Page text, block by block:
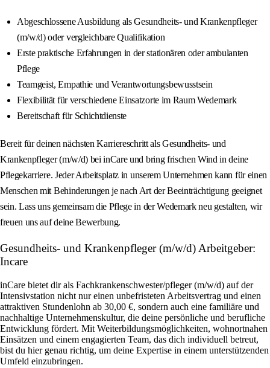
Abgeschlossene Ausbildung als Gesundheits- und Krankenpfleger
(m/w/d) oder vergleichbare Qualifikation
Erste praktische Erfahrungen in der stationären oder ambulanten
Pflege
Teamgeist, Empathie und Verantwortungsbewusstsein
Flexibilität für verschiedene Einsatzorte im Raum Wedemark
Bereitschaft für Schichtdienste
Bereit für deinen nächsten Karriereschritt als Gesundheits- und
Krankenpfleger (m/w/d) bei inCare und bring frischen Wind in deine
Pflegekarriere. Jeder Arbeitsplatz in unserem Unternehmen kann für einen
Menschen mit Behinderungen je nach Art der Beeinträchtigung geeignet
sein. Lass uns gemeinsam die Pflege in der Wedemark neu gestalten, wir
freuen uns auf deine Bewerbung.
Gesundheits- und Krankenpfleger (m/w/d) Arbeitgeber:
Incare
inCare bietet dir als Fachkrankenschwester/pfleger (m/w/d) auf der
Intensivstation nicht nur einen unbefristeten Arbeitsvertrag und einen
attraktiven Stundenlohn ab 30,00 €, sondern auch eine familiäre und
nachhaltige Unternehmenskultur, die deine persönliche und berufliche
Entwicklung fördert. Mit Weiterbildungsmöglichkeiten, wohnortnahen
Einsätzen und einem engagierten Team, das dich individuell betreut,
bist du hier genau richtig, um deine Expertise in einem unterstützenden
Umfeld einzubringen.